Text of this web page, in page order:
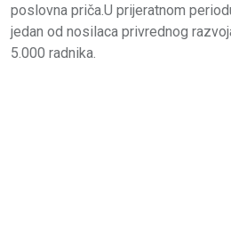
poslovna priča.U prijeratnom
jedan od nosilaca privrednog
5.000 radnika.